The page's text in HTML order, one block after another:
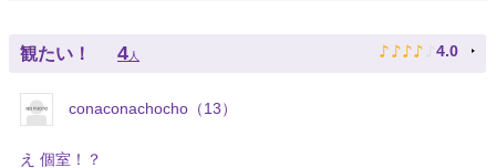
観たい！ 4人 ♪ ♪ ♪ ♪ ♪ 4.0
conaconachocho（13）
え 個室！？